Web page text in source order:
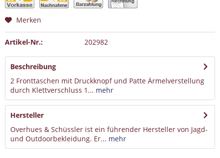
Merken
Artikel-Nr.: 202982
Beschreibung
2 Fronttaschen mit Druckknopf und Patte Ärmelverstellung
durch Klettverschluss 1... mehr
Hersteller
Overhues & Schüssler ist ein führender Hersteller von Jagd-
und Outdoorbekleidung. Er... mehr